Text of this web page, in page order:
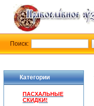
Категории
ПАСХАЛЬНЫЕ
СКИДКИ!
Поиск: